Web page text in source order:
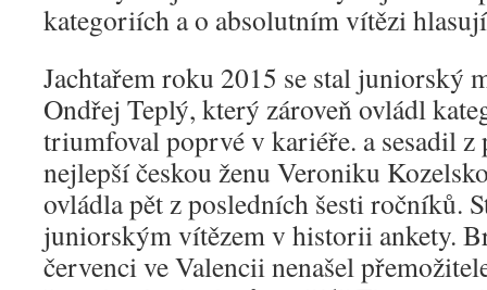
kategoriích a o absolutním vítězi
Jachtařem roku 2015 se stal juniorský
Ondřej Teplý, který zároveň ovládl
triumfoval poprvé v kariéře. a sesadil z
nejlepší českou ženu Veroniku
ovládla pět z posledních šesti ročníků.
juniorským vítězem v historii ankety.
červenci ve Valencii nenašel